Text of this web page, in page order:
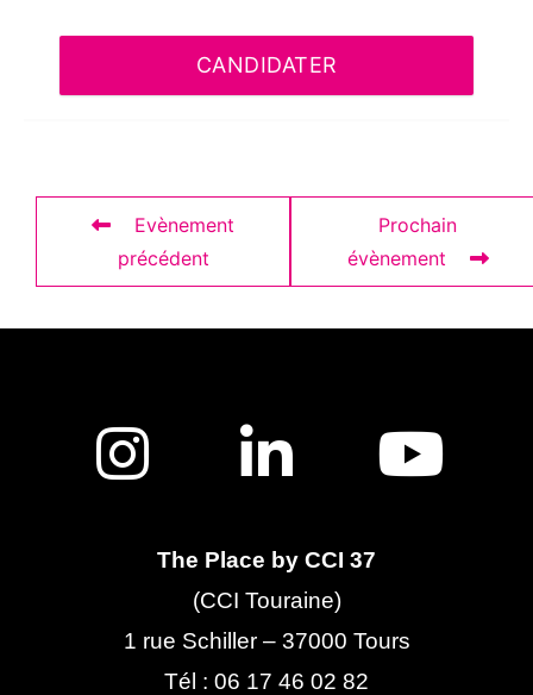
CANDIDATER
Evènement
précédent
Prochain
évènement
The Place by CCI 37
(CCI Touraine)
1 rue Schiller – 37000 Tours
Tél : 06 17 46 02 82